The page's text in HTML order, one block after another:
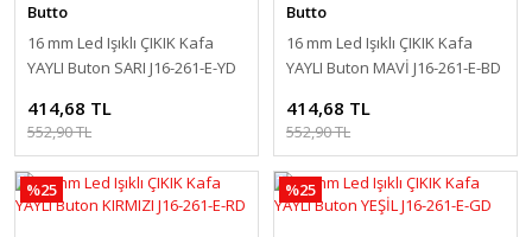
Butto
16 mm Led Işıklı ÇIKIK Kafa
YAYLI Buton SARI J16-261-E-YD
414,68 TL
552,90 TL
Butto
16 mm Led Işıklı ÇIKIK Kafa
YAYLI Buton MAVİ J16-261-E-BD
414,68 TL
552,90 TL
%25 %25